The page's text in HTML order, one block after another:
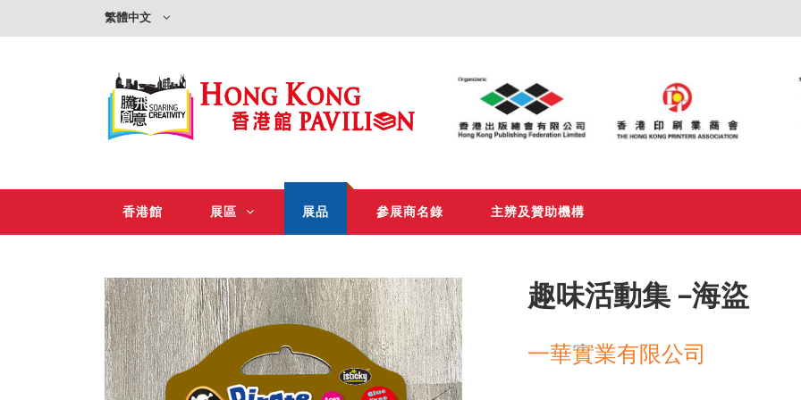
繁體中文
香港館 展區 展品 參展商名錄 主辨及贊助機構
趣味活動集 -海盜
一華實業有限公司